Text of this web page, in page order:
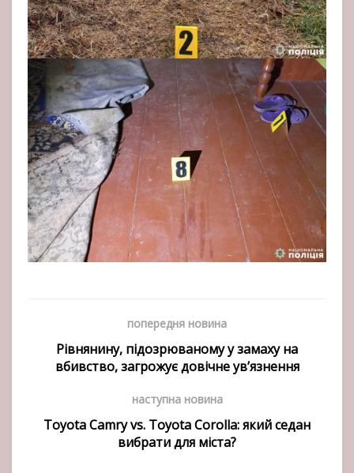
попередня новина
Рівнянину, підозрюваному у замаху на
вбивство, загрожує довічне ув’язнення
наступна новина
Toyota Camry vs. Toyota Corolla: який седан
вибрати для міста?